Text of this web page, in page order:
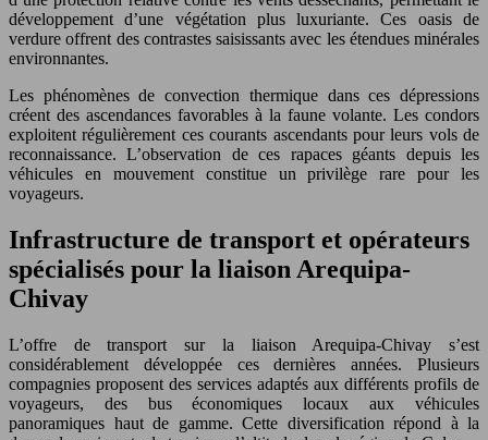
développement d’une végétation plus luxuriante. Ces oasis de
verdure offrent des contrastes saisissants avec les étendues minérales
environnantes.
Les phénomènes de convection thermique dans ces dépressions
créent des ascendances favorables à la faune volante. Les condors
exploitent régulièrement ces courants ascendants pour leurs vols de
reconnaissance. L’observation de ces rapaces géants depuis les
véhicules en mouvement constitue un privilège rare pour les
voyageurs.
Infrastructure de transport et opérateurs
spécialisés pour la liaison Arequipa-
Chivay
L’offre de transport sur la liaison Arequipa-Chivay s’est
considérablement développée ces dernières années. Plusieurs
compagnies proposent des services adaptés aux différents profils de
voyageurs, des bus économiques locaux aux véhicules
panoramiques haut de gamme. Cette diversification répond à la